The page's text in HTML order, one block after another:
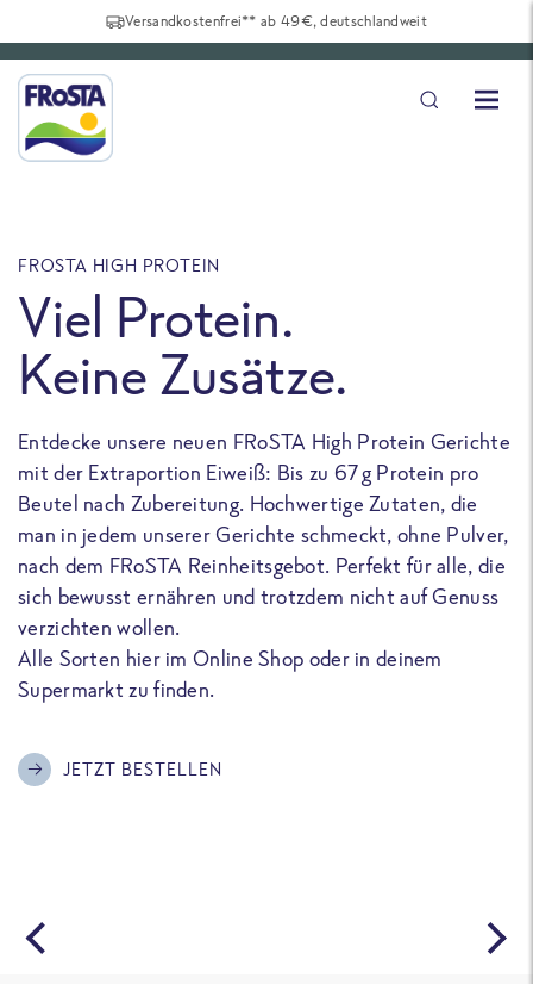
Versandkostenfrei** ab 49€, deutschlandweit
FROSTA HIGH PROTEIN
Viel Protein.
Keine Zusätze.
Entdecke unsere neuen FRoSTA High Protein Gerichte
mit der Extraportion Eiweiß: Bis zu 67 g Protein pro
Beutel nach Zubereitung. Hochwertige Zutaten, die
man in jedem unserer Gerichte schmeckt, ohne Pulver,
nach dem FRoSTA Reinheitsgebot. Perfekt für alle, die
sich bewusst ernähren und trotzdem nicht auf Genuss
verzichten wollen.
Alle Sorten hier im Online Shop oder in deinem
Supermarkt zu finden.
JETZT BESTELLEN